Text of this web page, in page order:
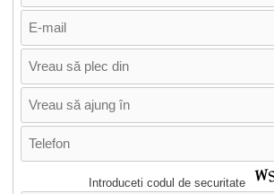
Introduceti codul de securitate